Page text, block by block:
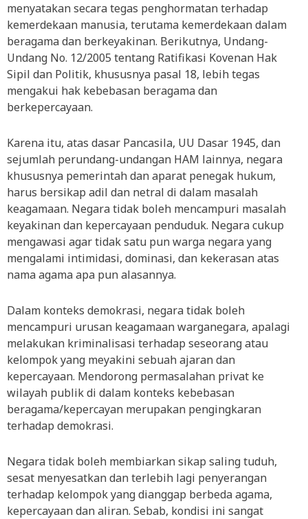
menyatakan secara tegas penghormatan terhadap
kemerdekaan manusia, terutama kemerdekaan dalam
beragama dan berkeyakinan. Berikutnya, Undang-
Undang No. 12/2005 tentang Ratifikasi Kovenan Hak
Sipil dan Politik, khususnya pasal 18, lebih tegas
mengakui hak kebebasan beragama dan
berkepercayaan.
Karena itu, atas dasar Pancasila, UU Dasar 1945, dan
sejumlah perundang-undangan HAM lainnya, negara
khususnya pemerintah dan aparat penegak hukum,
harus bersikap adil dan netral di dalam masalah
keagamaan. Negara tidak boleh mencampuri masalah
keyakinan dan kepercayaan penduduk. Negara cukup
mengawasi agar tidak satu pun warga negara yang
mengalami intimidasi, dominasi, dan kekerasan atas
nama agama apa pun alasannya.
Dalam konteks demokrasi, negara tidak boleh
mencampuri urusan keagamaan warganegara, apalagi
melakukan kriminalisasi terhadap seseorang atau
kelompok yang meyakini sebuah ajaran dan
kepercayaan. Mendorong permasalahan privat ke
wilayah publik di dalam konteks kebebasan
beragama/kepercayan merupakan pengingkaran
terhadap demokrasi.
Negara tidak boleh membiarkan sikap saling tuduh,
sesat menyesatkan dan terlebih lagi penyerangan
terhadap kelompok yang dianggap berbeda agama,
kepercayaan dan aliran. Sebab, kondisi ini sangat